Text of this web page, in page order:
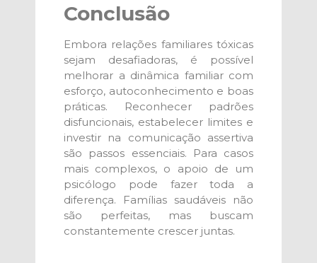
Conclusão
Embora relações familiares tóxicas
sejam desafiadoras, é possível
melhorar a dinâmica familiar com
esforço, autoconhecimento e boas
práticas. Reconhecer padrões
disfuncionais, estabelecer limites e
investir na comunicação assertiva
são passos essenciais. Para casos
mais complexos, o apoio de um
psicólogo pode fazer toda a
diferença. Famílias saudáveis não
são perfeitas, mas buscam
constantemente crescer juntas.